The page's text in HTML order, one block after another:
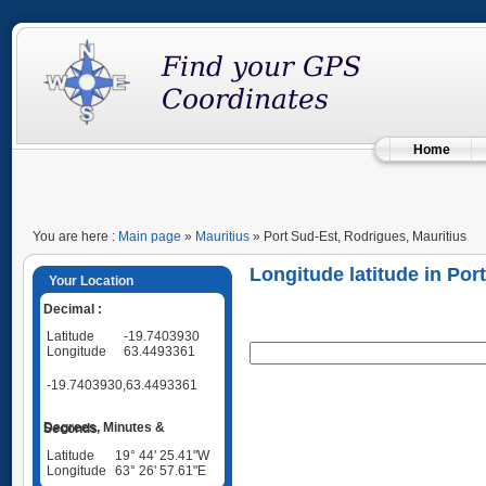
Home
You are here : Main page » Mauritius » Port Sud-Est, Rodrigues, Mauritius
Your Location
Decimal :
Latitude
-19.7403930
Longitude
63.4493361
-19.7403930,63.4493361
Degrees, Minutes & Seconds
Latitude
19° 44' 25.41"W
Longitude
63° 26' 57.61"E
Longitude latitude in